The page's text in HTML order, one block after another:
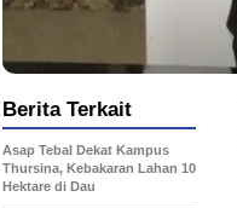
Berita Terkait
Asap Tebal Dekat Kampus
Thursina, Kebakaran Lahan 10
Hektare di Dau